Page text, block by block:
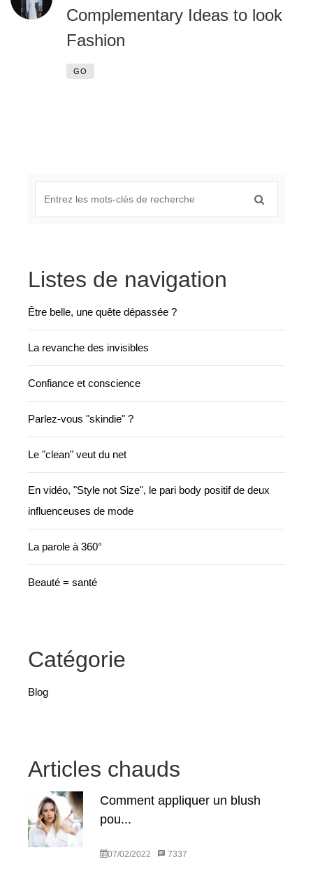
Complementary Ideas to look
Fashion
GO
Listes de navigation
Être belle, une quête dépassée ?
La revanche des invisibles
Confiance et conscience
Parlez-vous "skindie" ?
Le "clean" veut du net
En vidéo, "Style not Size", le pari body positif de deux
influenceuses de mode
La parole à 360°
Beauté = santé
Catégorie
Blog
Articles chauds
Comment appliquer un blush
pou...
07/02/2022 7337